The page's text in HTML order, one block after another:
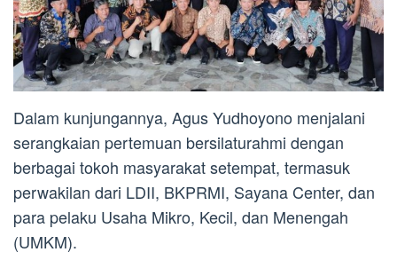
Dalam kunjungannya, Agus Yudhoyono menjalani
serangkaian pertemuan bersilaturahmi dengan
berbagai tokoh masyarakat setempat, termasuk
perwakilan dari LDII, BKPRMI, Sayana Center, dan
para pelaku Usaha Mikro, Kecil, dan Menengah
(UMKM).